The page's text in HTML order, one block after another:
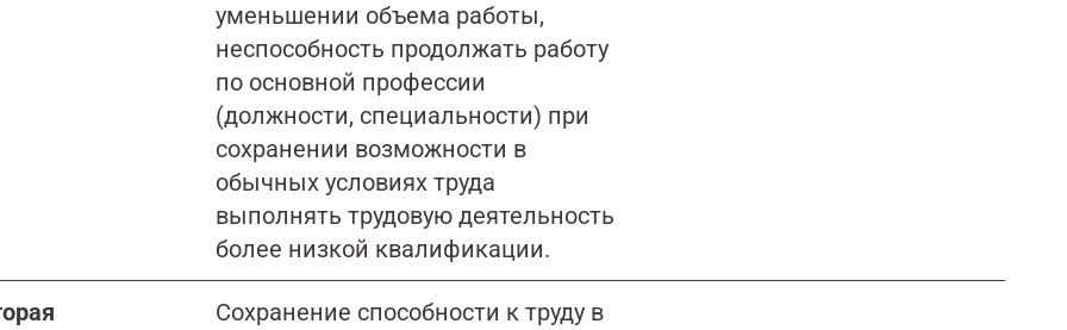
уменьшении объема работы,
неспособность продолжать работу
по основной профессии
(должности, специальности) при
сохранении возможности в
обычных условиях труда
выполнять трудовую деятельность
более низкой квалификации.
Сохранение способности к труду в